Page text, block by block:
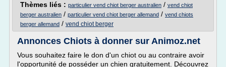
Thèmes liés : particulier vend chiot berger australien / vend chiot
berger australien / particulier vend chiot berger allemand / vend chiots
berger allemand / vend chiot berger
Annonces Chiots à donner sur Animoz.net
Vous souhaitez faire le don d'un chiot ou au contraire avoir
l'opportunité de posséder un chien gratuitement. Découvrez